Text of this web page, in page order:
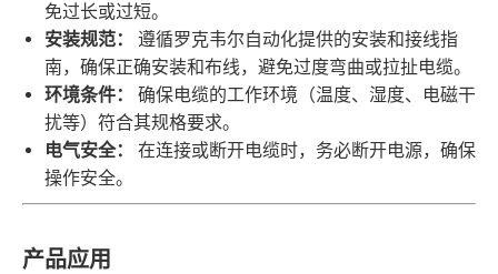
免过长或过短。
安装规范：
遵循罗克韦尔自动化提供的安装和接线指
南，确保正确安装和布线，避免过度弯曲或拉扯电缆。
环境条件：
确保电缆的工作环境（温度、湿度、电磁干
扰等）符合其规格要求。
电气安全：
在连接或断开电缆时，务必断开电源，确保
操作安全。
产品应用